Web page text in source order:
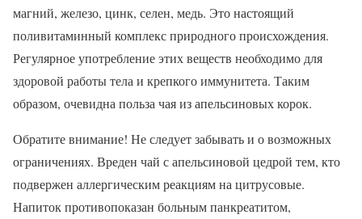
магний, железо, цинк, селен, медь. Это настоящий
поливитаминный комплекс природного происхождения.
Регулярное употребление этих веществ необходимо для
здоровой работы тела и крепкого иммунитета. Таким
образом, очевидна польза чая из апельсиновых корок.
Обратите внимание! Не следует забывать и о возможных
ограничениях. Вреден чай с апельсиновой цедрой тем, кто
подвержен аллергическим реакциям на цитрусовые.
Напиток противопоказан больным панкреатитом,